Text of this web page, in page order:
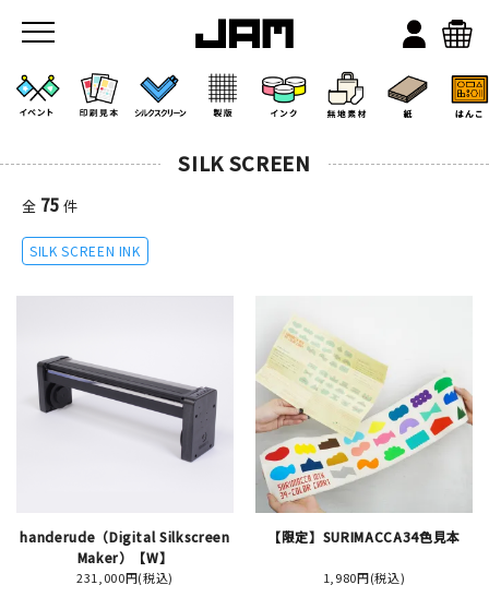
イベント
SILK SCREEN
全 75 件
SILK SCREEN INK
handerude（Digital Silkscreen
Maker）【W】
231,000円(税込)
【限定】SURIMACCA34色見本
1,980円(税込)